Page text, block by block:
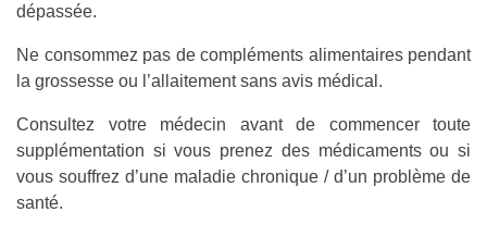
dépassée.
Ne consommez pas de compléments alimentaires pendant
la grossesse ou l’allaitement sans avis médical.
Consultez votre médecin avant de commencer toute
supplémentation si vous prenez des médicaments ou si
vous souffrez d’une maladie chronique / d’un problème de
santé.